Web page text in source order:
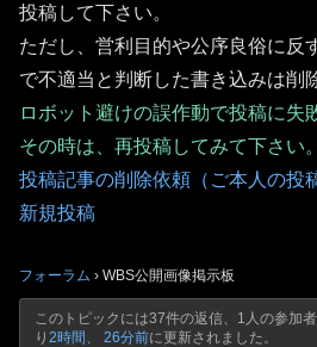
投稿して下さい。
ただし、営利目的や公序良俗に反
で不適当と判断した書き込みは削
ロボット避けの誤作動で投稿に失
その時は、再投稿してみて下さい。
投稿記事の削除依頼（ご本人の投
新規投稿
フォーラム › WBS公開画像掲示板
このトピックには37件の返信、1人の参加
り 2時間、 26分前に更新されました。